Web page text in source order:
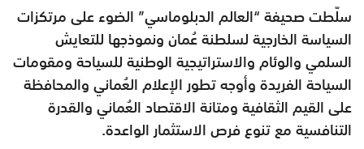
سلّطت صحيفة “العالم الدبلوماسي” الضوء على مرتكزات
السياسة الخارجية لسلطنة عُمان ونموذجها للتعايش
السلمي والوئام والاستراتيجية الوطنية للسياحة ومقومات
السياحة الفريدة وأوجه تطور الإعلام العُماني والمحافظة
على القيم الثقافية ومتانة الاقتصاد العُماني والقدرة
التنافسية مع تنوع فرص الاستثمار الواعدة.